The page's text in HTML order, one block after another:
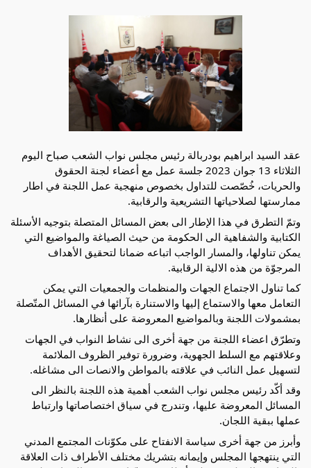
عقد السيد ابراهيم بودربالة رئيس مجلس نواب الشعب صباح اليوم
الثلاثاء 13 جوان 2023 جلسة عمل مع أعضاء لجنة الحقوق
والحريات، خُصّصت للتداول بخصوص منهجية عمل اللجنة في اطار
ممارستها لصلاحياتها التشريعية والرقابية.
وتمّ التطرق في هذا الإطار الى بعض المسائل المتصلة بتوجيه الأسئلة
الكتابية والشفاهية الى الحكومة من حيث الصياغة والمواضيع التي
يمكن تناولها، والمسار الواجب اتباعه ضمانا لتحقيق الأهداف
المرجوّة من هذه الالية الرقابية.
كما تناول الاجتماع الجهات والمنظمات والجمعيات التي يمكن
التعامل معها والاستماع إليها والاستنارة بآرائها في المسائل المتّصلة
بمشمولات اللجنة وبالمواضيع المعروضة على أنظارها.
وتطرّق اعضاء اللجنة من جهة أخرى الى نشاط النواب في الجهات
وعلاقتهم مع السلط الجهوية، وضرورة توفير الظروف الملائمة
لتسهيل عمل النائب في علاقته بالمواطن والانصات الى مشاغله.
وقد أكّد رئيس مجلس نواب الشعب أهمية هذه اللجنة بالنظر الى
المسائل المعروضة عليها، وتندرج في سياق اختصاصاتها وارتباط
عملها ببقية اللجان.
وأبرز من جهة أخرى سياسة الانفتاح على مكوّنات المجتمع المدني
التي ينتهجها المجلس وإيمانه بتشريك مختلف الأطراف ذات العلاقة